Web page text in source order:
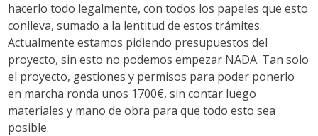
hacerlo todo legalmente, con todos los papeles que esto
conlleva, sumado a la lentitud de estos trámites.
Actualmente estamos pidiendo presupuestos del
proyecto, sin esto no podemos empezar NADA. Tan solo
el proyecto, gestiones y permisos para poder ponerlo
en marcha ronda unos 1700€, sin contar luego
materiales y mano de obra para que todo esto sea
posible.